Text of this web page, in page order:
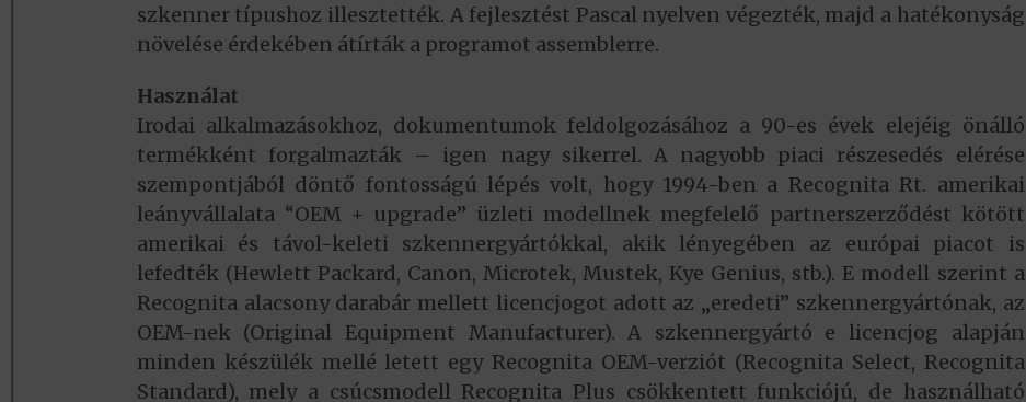
szkenner típushoz illesztették. A fejlesztést Pascal nyelven végezték, majd a hatékonyság
növelése érdekében átírták a programot assemblerre.
Használat
Irodai alkalmazásokhoz, dokumentumok feldolgozásához a 90-es évek elejéig önálló
termékként forgalmazták – igen nagy sikerrel. A nagyobb piaci részesedés elérése
szempontjából döntő fontosságú lépés volt, hogy 1994-ben a Recognita Rt. amerikai
leányvállalata “OEM + upgrade” üzleti modellnek megfelelő partnerszerződést kötött
amerikai és távol-keleti szkennergyártókkal, akik lényegében az európai piacot is
lefedték (Hewlett Packard, Canon, Microtek, Mustek, Kye Genius, stb.). E modell szerint a
Recognita alacsony darabár mellett licencjogot adott az „eredeti” szkennergyártónak, az
OEM-nek (Original Equipment Manufacturer). A szkennergyártó e licencjog alapján
minden készülék mellé letett egy Recognita OEM-verziót (Recognita Select, Recognita
Standard), mely a csúcsmodell Recognita Plus csökkentett funkciójú, de használható